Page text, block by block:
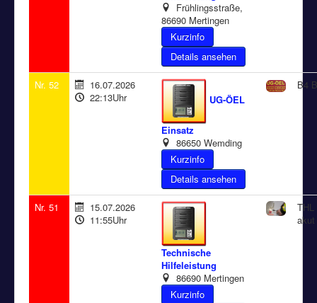
Frühlingsstraße,
86690 Mertingen
Details ansehen
Nr. 52
16.07.2026
22:13Uhr
UG-ÖEL
Einsatz
86650 Wemding
Details ansehen
B4
Nr. 51
15.07.2026
11:55Uhr
Technische
Hilfeleistung
86690 Mertingen
THL
akut